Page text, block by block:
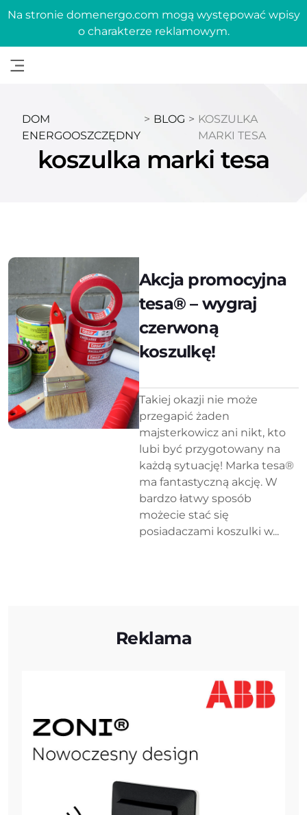
Na stronie domenergo.com mogą występować wpisy
o charakterze reklamowym.
DOM
ENERGOOSZCZĘDNY
> BLOG > KOSZULKA
MARKI TESA
koszulka marki tesa
Akcja promocyjna
tesa® – wygraj
czerwoną
koszulkę!
Takiej okazji nie może
przegapić żaden
majsterkowicz ani nikt, kto
lubi być przygotowany na
każdą sytuację! Marka tesa®
ma fantastyczną akcję. W
bardzo łatwy sposób
możecie stać się
posiadaczami koszulki w...
Reklama